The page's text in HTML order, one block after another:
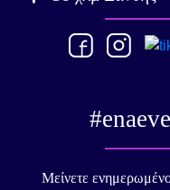
Μείνετε